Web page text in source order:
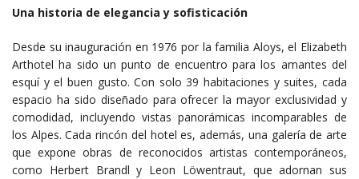
Una historia de elegancia y sofisticación
Desde su inauguración en 1976 por la familia Aloys, el Elizabeth
Arthotel ha sido un punto de encuentro para los amantes del
esquí y el buen gusto. Con solo 39 habitaciones y suites, cada
espacio ha sido diseñado para ofrecer la mayor exclusividad y
comodidad, incluyendo vistas panorámicas incomparables de
los Alpes. Cada rincón del hotel es, además, una galería de arte
que expone obras de reconocidos artistas contemporáneos,
como Herbert Brandl y Leon Löwentraut, que adornan sus